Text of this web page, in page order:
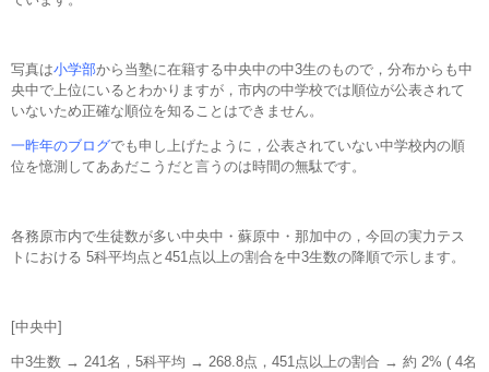
写真は小学部から当塾に在籍する中央中の中3生のもので，分布からも中
央中で上位にいるとわかりますが，市内の中学校では順位が公表されて
いないため正確な順位を知ることはできません。
一昨年のブログでも申し上げたように，公表されていない中学校内の順
位を憶測してああだこうだと言うのは時間の無駄です。
各務原市内で生徒数が多い中央中・蘇原中・那加中の，今回の実力テス
トにおける 5科平均点と451点以上の割合を中3生数の降順で示します。
[中央中]
中3生数 → 241名，5科平均 → 268.8点，451点以上の割合 → 約 2% ( 4名